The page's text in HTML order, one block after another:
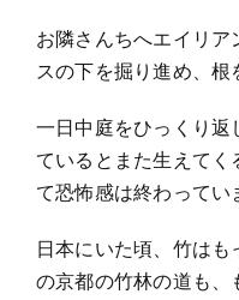
お隣さんちへエイリ
スの下を掘り進め、根
一日中庭をひっくり返
ているとまた生えてく
て恐怖感は終わってい
日本にいた頃、竹は
の京都の竹林の道も